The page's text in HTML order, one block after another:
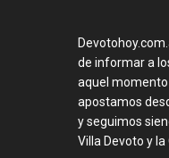
de informar a
aquel
apostamos
y seguimos
Villa Devoto y la